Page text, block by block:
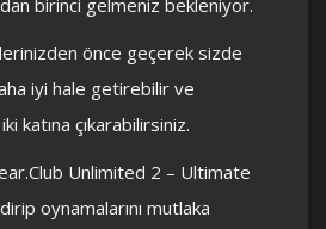
önce geçerek sizde
iyi hale getirebilir ve
katına çıkarabilirsiniz.
Unlimited 2 – Ultimate
oynamalarını mutlaka